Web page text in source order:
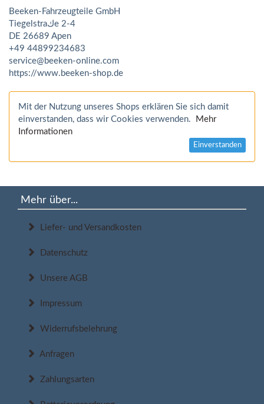
Beeken-Fahrzeugteile GmbH
Tiegelstraكe 2-4
DE 26689 Apen
+49 44899234683
service@beeken-online.com
https://www.beeken-shop.de
Mit der Nutzung unseres Shops erklären Sie sich damit
einverstanden, dass wir Cookies verwenden.
Mehr
Informationen
Einverstanden
Mehr über...
Liefer- und Versandkosten
Datenschutz
Unsere AGB
Impressum
Widerrufsbelehrung
Anfragen
Zahlungsarten